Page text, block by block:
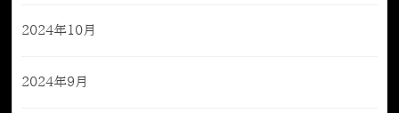
2024年10月
2024年9月